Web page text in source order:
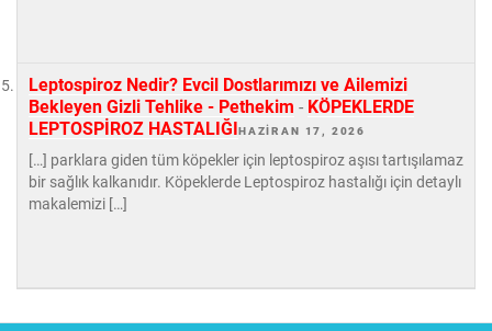
Leptospiroz Nedir? Evcil Dostlarımızı ve Ailemizi
Bekleyen Gizli Tehlike - Pethekim - KÖPEKLERDE
LEPTOSPİROZ HASTALIĞIHAZIRAN 17, 2026
[…] parklara giden tüm köpekler için leptospiroz aşısı tartışılamaz
bir sağlık kalkanıdır. Köpeklerde Leptospiroz hastalığı için detaylı
makalemizi […]